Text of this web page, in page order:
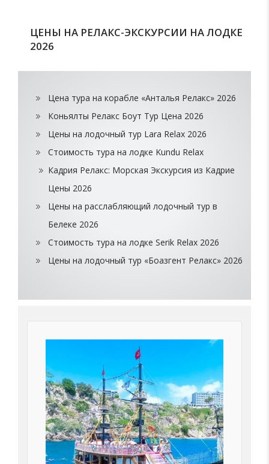
ЦЕНЫ НА РЕЛАКС-ЭКСКУРСИИ НА ЛОДКЕ
2026
Цена тура на корабле «Анталья Релакс» 2026
Коньялты Релакс Боут Тур Цена 2026
Цены на лодочный тур Lara Relax 2026
Стоимость тура на лодке Kundu Relax
Кадрия Релакс: Морская Экскурсия из Кадрие
Цены 2026
Цены на расслабляющий лодочный тур в
Белеке 2026
Стоимость тура на лодке Serik Relax 2026
Цены на лодочный тур «Боазгент Релакс» 2026